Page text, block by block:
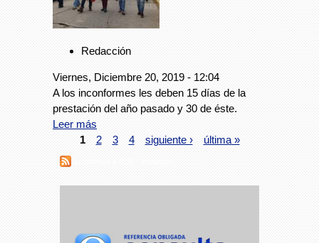
Redacción
Viernes, Diciembre 20, 2019 - 12:04
A los inconformes les deben 15 días de la
prestación del año pasado y 30 de éste.
Leer más
1
2 3 4 siguiente › última »